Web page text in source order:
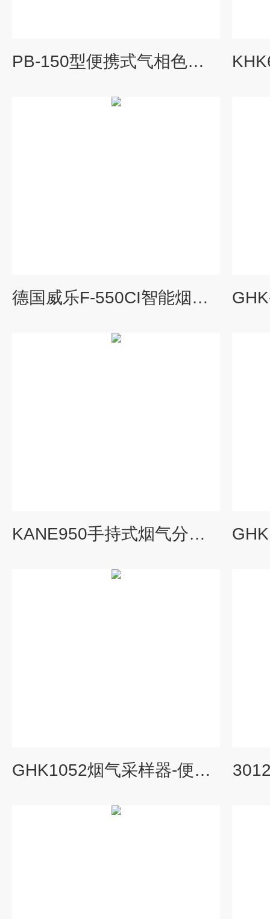
PB-150型便携式气相色谱仪/苯系物分析仪
德国威乐F-550CI智能烟气综合分析仪
KANE950手持式烟气分析仪
GHK1052烟气采样器-便携式烟气预处理系统